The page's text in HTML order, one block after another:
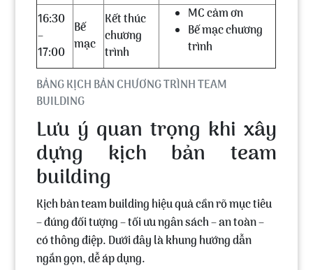
BẢNG KỊCH BẢN CHƯƠNG TRÌNH TEAM
BUILDING
16:30
–
17:00
Bế
mạc
Kết thúc
chương
trình
MC cảm ơn
Bế mạc chương
trình
Lưu ý quan trọng khi xây
dựng kịch bản team
building
Kịch bản team building hiệu quả cần rõ mục tiêu
– đúng đối tượng – tối ưu ngân sách – an toàn –
có thông điệp. Dưới đây là khung hướng dẫn
ngắn gọn, dễ áp dụng.